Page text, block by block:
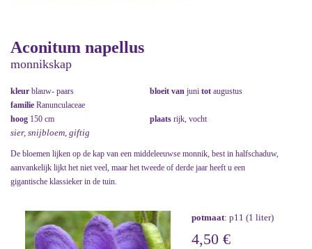
Aconitum napellus
monnikskap
kleur blauw- paars bloeit van juni tot augustus
familie Ranunculaceae
hoog 150 cm plaats rijk, vocht
sier, snijbloem, giftig
De bloemen lijken op de kap van een middeleeuwse monnik, best in halfschaduw,
aanvankelijk lijkt het niet veel, maar het tweede of derde jaar heeft u een
gigantische klassieker in de tuin.
potmaat: p11 (1 liter)
4,50 €